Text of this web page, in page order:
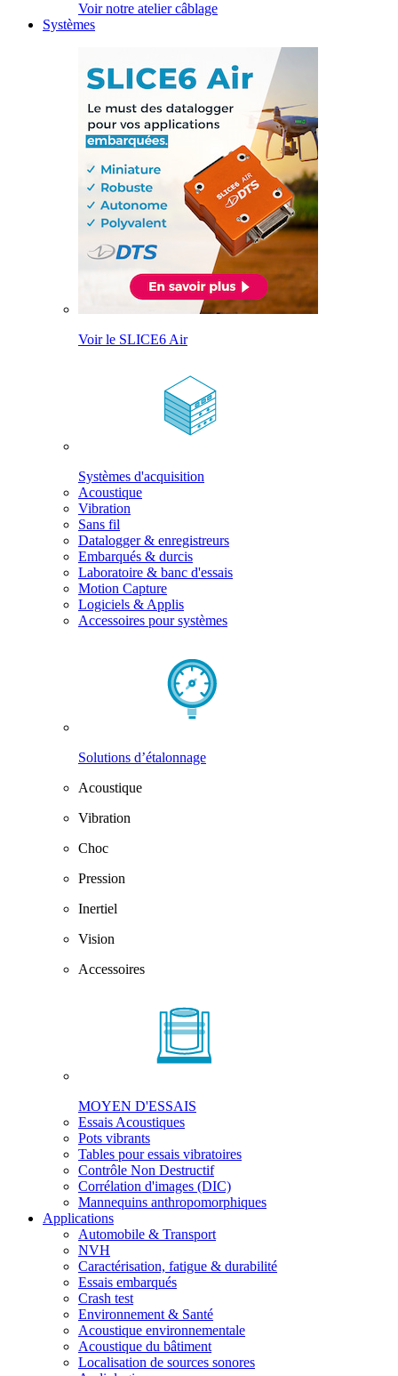
Voir notre atelier câblage
Systèmes
Voir le SLICE6 Air
Systèmes d'acquisition
Acoustique
Vibration
Sans fil
Datalogger & enregistreurs
Embarqués & durcis
Laboratoire & banc d'essais
Motion Capture
Logiciels & Applis
Accessoires pour systèmes
Solutions d’étalonnage
Acoustique
Vibration
Choc
Pression
Inertiel
Vision
Accessoires
MOYEN D'ESSAIS
Essais Acoustiques
Pots vibrants
Tables pour essais vibratoires
Contrôle Non Destructif
Corrélation d'images (DIC)
Mannequins anthropomorphiques
Applications
Automobile & Transport
NVH
Caractérisation, fatigue & durabilité
Essais embarqués
Crash test
Environnement & Santé
Acoustique environnementale
Acoustique du bâtiment
Localisation de sources sonores